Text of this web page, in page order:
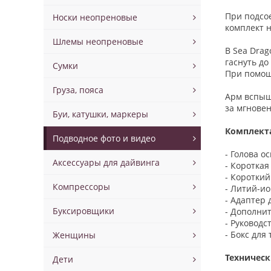
Носки неопреновые
Шлемы неопреновые
Сумки
Груза, пояса
Буи, катушки, маркеры
Подводное фото и видео
Аксессуары для дайвинга
Компрессоры
Буксировщики
Женщины
Дети
При
комплект
В Sea
гаснуть
При
Арм
за
- Голова
-
-
- Литий-
- Адаптер
-
-
- Бокс для